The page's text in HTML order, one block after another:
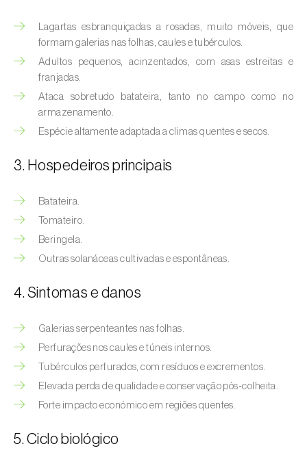
Afídeo-lanígero-das-macieiras ( Eriosoma
lanigerum
Afídeo-negro-do-feijão (
Afídeo-negro-do-pessegueiro
(
Brachycaudus persicae)
Afídeo-verde ( Myzus persicae
helichrysi)
Afídeo-verde-da-amendoeira
Brachycaudus amygdalinus
spiraecola)
Alfinetes (Agriotes spp.)
Besouro‑verde‑das‑tílias (
Lagartas esbranquiçadas a rosadas, muito móveis, que
formam galerias nas folhas, caules e tubérculos.
Adultos pequenos, acinzentados, com asas estreitas e
franjadas.
Ataca sobretudo batateira, tanto no campo como no
armazenamento.
Espécie altamente adaptada a climas quentes e secos.
3. Hospedeiros principais
Batateira.
Tomateiro.
Beringela.
Outras solanáceas cultivadas e espontâneas.
4. Sintomas e danos
Galerias serpenteantes nas folhas.
Perfurações nos caules e túneis internos.
Tubérculos perfurados, com resíduos e excrementos.
Elevada perda de qualidade e conservação pós‑colheita.
Forte impacto económico em regiões quentes.
5. Ciclo biológico